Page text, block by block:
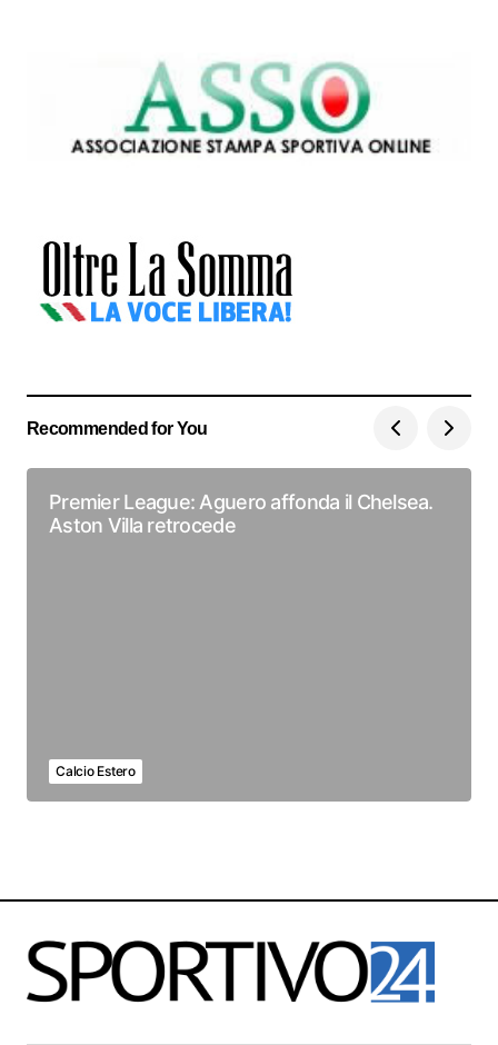
Recommended for You
Premier League: Aguero affonda il Chelsea.
Aston Villa retrocede
Calcio Estero